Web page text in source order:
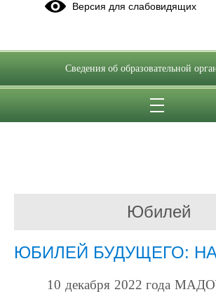
Юбилей
ЮБИЛЕЙ БУДУЩЕГО:
10 декабря 2022 года
Версия для слабовидящих
Сведения об образовательной